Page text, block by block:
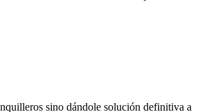
sino dándole solución definitiva a